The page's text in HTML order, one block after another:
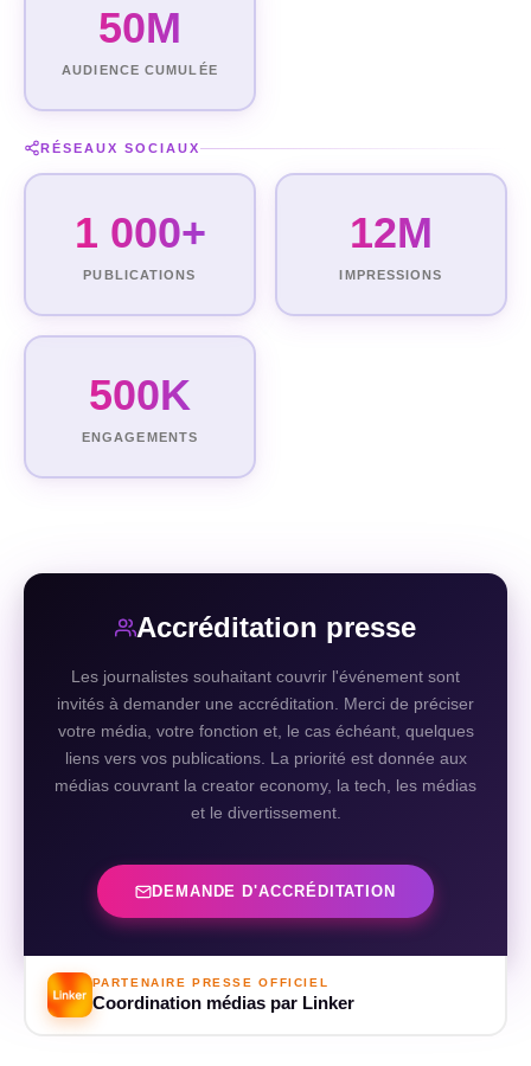
50M
AUDIENCE CUMULÉE
RÉSEAUX SOCIAUX
1 000+
PUBLICATIONS
12M
IMPRESSIONS
500K
ENGAGEMENTS
Accréditation presse
Les journalistes souhaitant couvrir l'événement sont
invités à demander une accréditation. Merci de préciser
votre média, votre fonction et, le cas échéant, quelques
liens vers vos publications. La priorité est donnée aux
médias couvrant la creator economy, la tech, les médias
et le divertissement.
DEMANDE D'ACCRÉDITATION
PARTENAIRE PRESSE OFFICIEL
Coordination médias par Linker